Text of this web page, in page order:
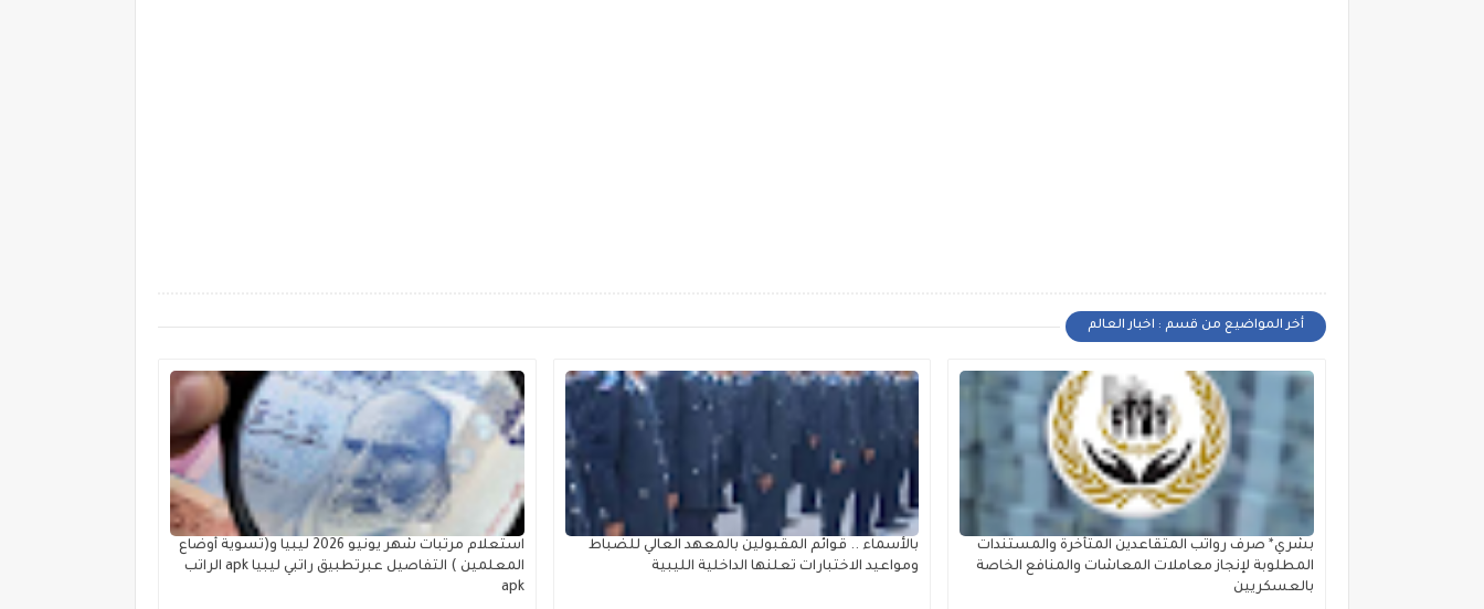
أخر المواضيع من قسم : اخبار العالم
بشري* صرف رواتب المتقاعدين المتأخرة والمستندات
المطلوبة لإنجاز معاملات المعاشات والمنافع الخاصة
بالعسكريين
بالأسماء .. قوائم المقبولين بالمعهد العالي للضباط
ومواعيد الاختبارات تعلنها الداخلية الليبية
استعلام مرتبات شهر يونيو 2026 ليبيا و(تسوية أوضاع
المعلمين ) التفاصيل عبرتطبيق راتبي ليبيا apk الراتب
apk